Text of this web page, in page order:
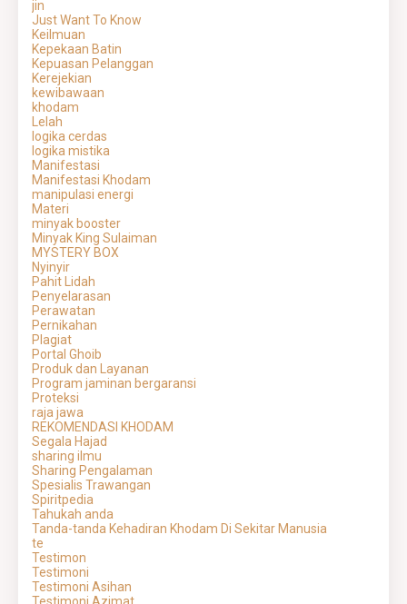
jin
Just Want To Know
Keilmuan
Kepekaan Batin
Kepuasan Pelanggan
Kerejekian
kewibawaan
khodam
Lelah
logika cerdas
logika mistika
Manifestasi
Manifestasi Khodam
manipulasi energi
Materi
minyak booster
Minyak King Sulaiman
MYSTERY BOX
Nyinyir
Pahit Lidah
Penyelarasan
Perawatan
Pernikahan
Plagiat
Portal Ghoib
Produk dan Layanan
Program jaminan bergaransi
Proteksi
raja jawa
REKOMENDASI KHODAM
Segala Hajad
sharing ilmu
Sharing Pengalaman
Spesialis Trawangan
Spiritpedia
Tahukah anda
Tanda-tanda Kehadiran Khodam Di Sekitar Manusia
te
Testimon
Testimoni
Testimoni Asihan